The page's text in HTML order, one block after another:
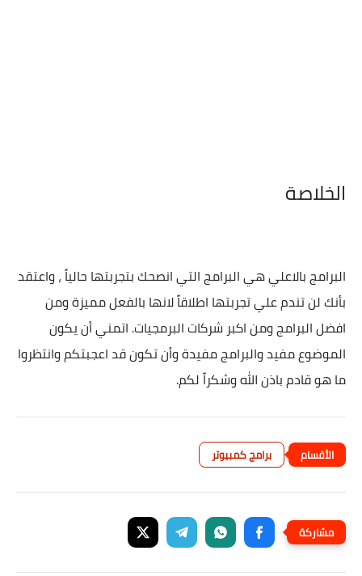
الخلاصة
البرامج بالاعلي هي البرامج التي انصحك بتجربتها حالياً ، واعتقد
بأنك لن تندم علي تجربتها اطلاقاً لانها بالفعل مميزة ومن
افضل البرامج ومن اكبر شركات البرمجيات. اتمني أن يكون
الموضوع مفيد والبرامج مفيدة وأن تكون قد اعجبتكم وانتظروا
ما هو قادم باذن الله وشكراً لكم.
برامج كمبيوتر